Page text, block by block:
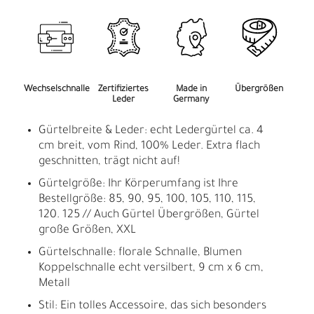
Wechselschnalle
Zertifiziertes
Leder
Made in
Germany
Übergrößen
Gürtelbreite & Leder: echt Ledergürtel ca. 4
cm breit, vom Rind, 100% Leder. Extra flach
geschnitten, trägt nicht auf!
Gürtelgröße: Ihr Körperumfang ist Ihre
Bestellgröße: 85, 90, 95, 100, 105, 110, 115,
120. 125 // Auch Gürtel Übergrößen, Gürtel
große Größen, XXL
Gürtelschnalle: florale Schnalle, Blumen
Koppelschnalle echt versilbert, 9 cm x 6 cm,
Metall
Stil: Ein tolles Accessoire, das sich besonders